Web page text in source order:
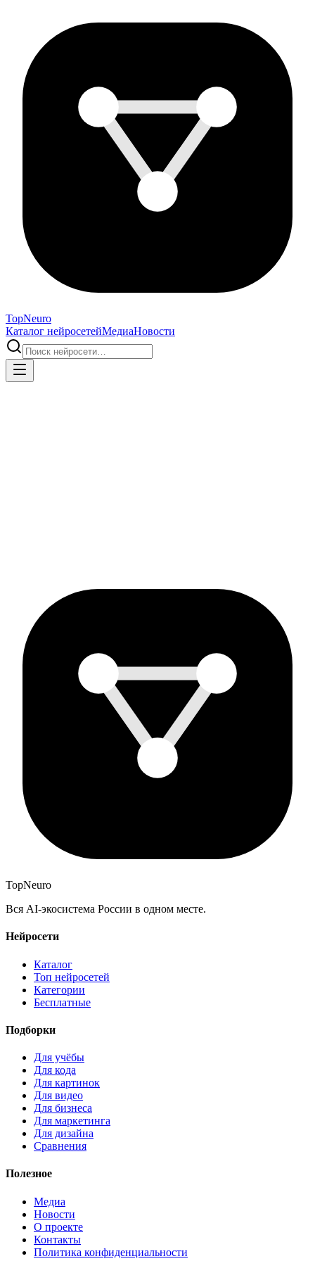
TopNeuro
Каталог нейросетейМедиаНовости
TopNeuro
Вся AI-экосистема России в одном месте.
Нейросети
Каталог
Топ нейросетей
Категории
Бесплатные
Подборки
Для учёбы
Для кода
Для картинок
Для видео
Для бизнеса
Для маркетинга
Для дизайна
Сравнения
Полезное
Медиа
Новости
О проекте
Контакты
Политика конфиденциальности